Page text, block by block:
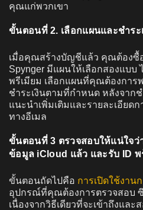
คุณแก่พวกเขา
ขั้นตอนที่ 2. เลือกแผนและชำระ
เมื่อคุณสร้างบัญชีแล้ว คุณต้องซื้
Spynger มีแผนให้เลือกสองแบ
พรีเมียม เลือกแผนที่คุณต้องการ
ชำระเงินตามที่กำหนด หลังจาก
แนะนำเพิ่มเติมและรายละเอียด
ทางอีเมล
ขั้นตอนที่ 3 ตรวจสอบให้แน่ใจว่
ข้อมูล iCloud แล้ว และรับ ID
ขั้นตอนถัดไปคือ การเปิดใช้งาน
อุปกรณ์ที่คุณต้องการตรวจสอบ ซึ่
เนื่องจากวิธีเดียวที่จะเข้าถึงแล